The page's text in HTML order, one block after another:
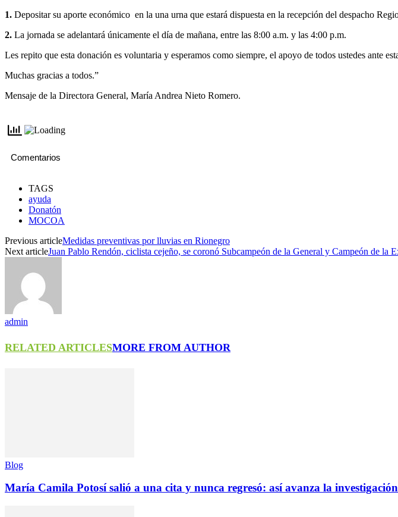
1. Depositar su aporte económico en la una urna que estará dispuesta en la recepción del despacho
2. La jornada se adelantará únicamente el día de mañana, entre las 8:00 a.m. y las 4:00 p.m.
Les repito que esta donación es voluntaria y esperamos como siempre, el apoyo de todos ustedes ante
Muchas gracias a todos.”
Mensaje de la Directora General, María Andrea Nieto Romero.
Comentarios
TAGS
ayuda
Donatón
MOCOA
Previous articleMedidas preventivas por lluvias en Rionegro
Next articleJuan Pablo Rendón, ciclista cejeño, se coronó Subcampeón de la General y Campeón de la
admin
RELATED ARTICLESMORE FROM AUTHOR
Blog
María Camila Potosí salió a una cita y nunca regresó: así avanza la investigación